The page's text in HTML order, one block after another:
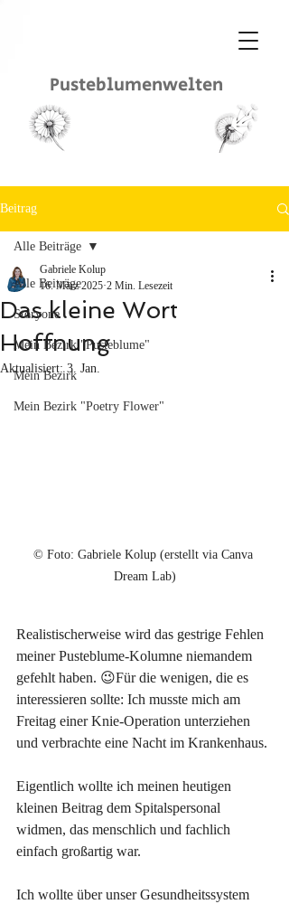
Pusteblumenwelten
Beitrag
Alle Beiträge
Storyone
Mein Bezirk "Pusteblume"
Mein Bezirk
Mein Bezirk "Poetry Flower"
Alle Beiträge
Das kleine Wort
Hoffnung
Gabriele Kolup
16. März 2025 2 Min. Lesezeit
Aktualisiert:3. Jan.
© Foto: Gabriele Kolup (erstellt via Canva
Dream Lab)
Realistischerweise wird das gestrige Fehlen
meiner Pusteblume-Kolumne niemandem
gefehlt haben. 😉Für die wenigen, die es
interessieren sollte: Ich musste mich am
Freitag einer Knie-Operation unterziehen
und verbrachte eine Nacht im Krankenhaus.
Eigentlich wollte ich meinen heutigen
kleinen Beitrag dem Spitalspersonal
widmen, das menschlich und fachlich
einfach großartig war.
Ich wollte über unser Gesundheitssystem